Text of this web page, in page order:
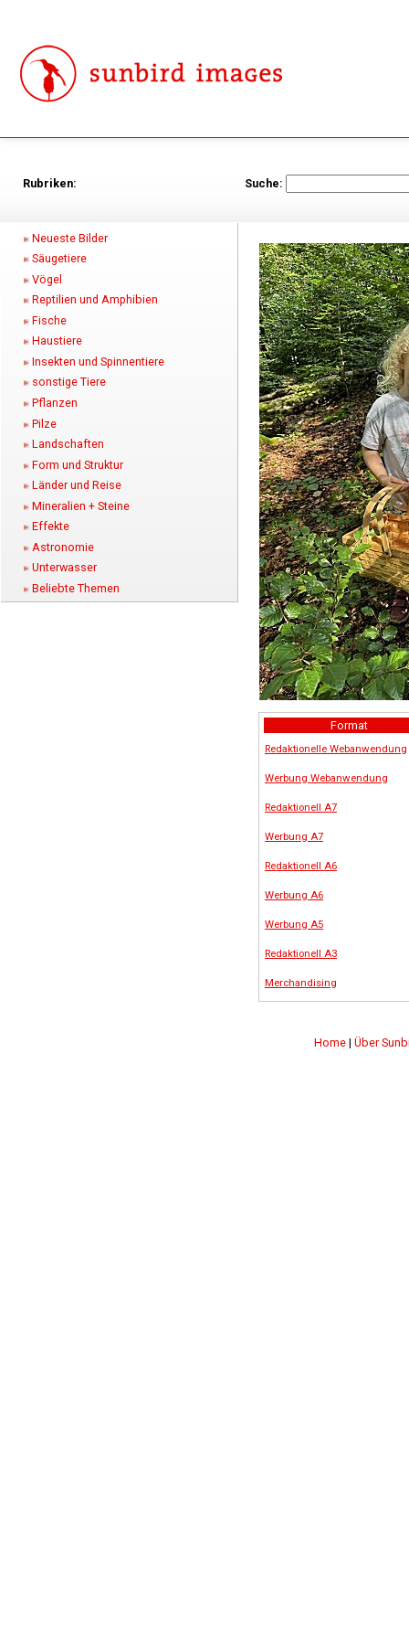
Rubriken: Suche:
Neueste Bilder
Säugetiere
Vögel
Reptilien und Amphibien
Fische
Haustiere
Insekten und Spinnentiere
sonstige Tiere
Pflanzen
Pilze
Landschaften
Form und Struktur
Länder und Reise
Mineralien + Steine
Effekte
Astronomie
Unterwasser
Beliebte Themen
Format
Redaktionelle Webanwendung
Werbung Webanwendung
Redaktionell A7
Werbung A7
Redaktionell A6
Werbung A6
Werbung A5
Redaktionell A3
Merchandising
Home | Über